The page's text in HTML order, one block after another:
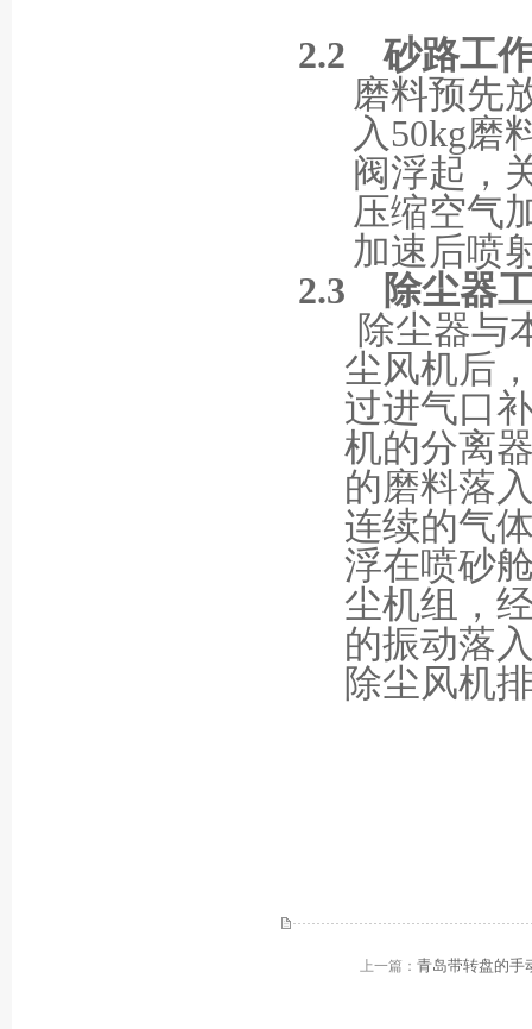
2.2
砂路工
磨料预先
入50kg磨
阀浮起，
压缩空气
加速后喷
2.3
除尘器
除尘器与
尘风机后
过进气口
机的分离
的磨料落
连续的气
浮在喷砂
尘机组，
的振动落
除尘风机
上一篇： 青岛带转盘的手